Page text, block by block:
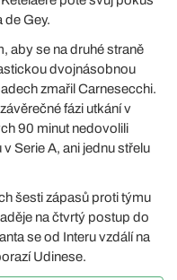
de Gey.
aby se na druhé straně
dvojnásobnou
zmařil Carnesecchi.
fázi utkání v
90 minut nedovolili
Serie A, ani jednu střelu
šesti zápasů proti týmu
na čtvrtý postup do
se od Interu vzdálí na
Udinese.